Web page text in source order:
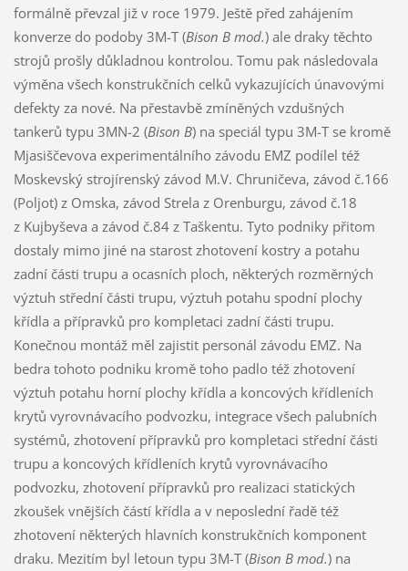
formálně převzal již v roce 1979. Ještě před zahájením
konverze do podoby 3M-T (Bison B mod.) ale draky těchto
strojů prošly důkladnou kontrolou. Tomu pak následovala
výměna všech konstrukčních celků vykazujících únavovými
defekty za nové. Na přestavbě zmíněných vzdušných
tankerů typu 3MN-2 (Bison B) na speciál typu 3M-T se kromě
Mjasiščevova experimentálního závodu EMZ podílel též
Moskevský strojírenský závod M.V. Chruničeva, závod č.166
(Poljot) z Omska, závod Strela z Orenburgu, závod č.18
z Kujbyševa a závod č.84 z Taškentu. Tyto podniky přitom
dostaly mimo jiné na starost zhotovení kostry a potahu
zadní části trupu a ocasních ploch, některých rozměrných
výztuh střední části trupu, výztuh potahu spodní plochy
křídla a přípravků pro kompletaci zadní části trupu.
Konečnou montáž měl zajistit personál závodu EMZ. Na
bedra tohoto podniku kromě toho padlo též zhotovení
výztuh potahu horní plochy křídla a koncových křídleních
krytů vyrovnávacího podvozku, integrace všech palubních
systémů, zhotovení přípravků pro kompletaci střední části
trupu a koncových křídleních krytů vyrovnávacího
podvozku, zhotovení přípravků pro realizaci statických
zkoušek vnějších částí křídla a v neposlední řadě též
zhotovení některých hlavních konstrukčních komponent
draku. Mezitím byl letoun typu 3M-T (Bison B mod.) na